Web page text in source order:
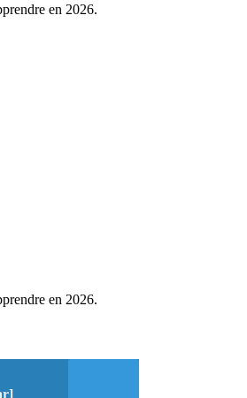
en 2026.
en 2026.